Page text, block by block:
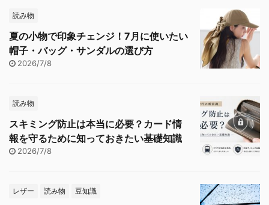
読み物
夏の小物で印象チェンジ！7月に使いたい
帽子・バッグ・サンダルの選び方
2026/7/8
読み物
スキミング防止は本当に必要？カード情
報を守るために知っておきたい基礎知識
2026/7/8
レザー 読み物 豆知識